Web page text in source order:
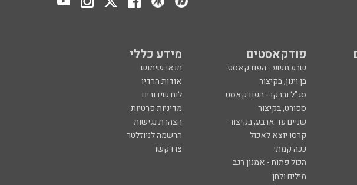
פודקאסטים מידע כללי
שבע תשע - הפודקאסט
תנאי שימוש
בן וינון, בקיצור
אודות הרדיו
סג"ל וברקו - הפודקאסט
לוח שידורים
ספורט, בקיצור
מדיניות פרטיות
שניים עד ארבע, בקיצור
הצהרת נגישות
קרסו יוצא לאכול
הרשמה לניוזלטר
ככה קמתי
צרו קשר
הכול פתוח - אמנון רגב
מילים ולחן